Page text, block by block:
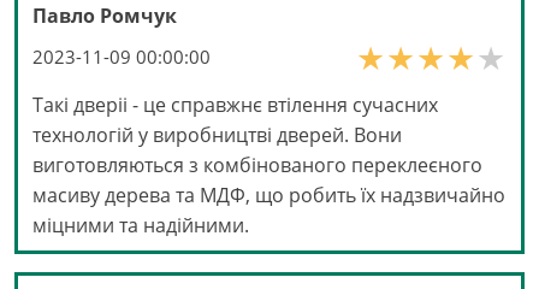
Павло Ромчук
2023-11-09 00:00:00
Такі дверіі - це справжнє втілення сучасних
технологій у виробництві дверей. Вони
виготовляються з комбінованого переклеєного
масиву дерева та МДФ, що робить їх надзвичайно
міцними та надійними.